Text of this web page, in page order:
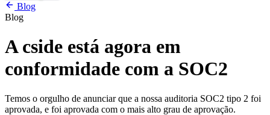
Blog
Blog
A cside está agora em
conformidade com a SOC2
Temos o orgulho de anunciar que a nossa auditoria SOC2 tipo 2 foi
aprovada, e foi aprovada com o mais alto grau de aprovação.